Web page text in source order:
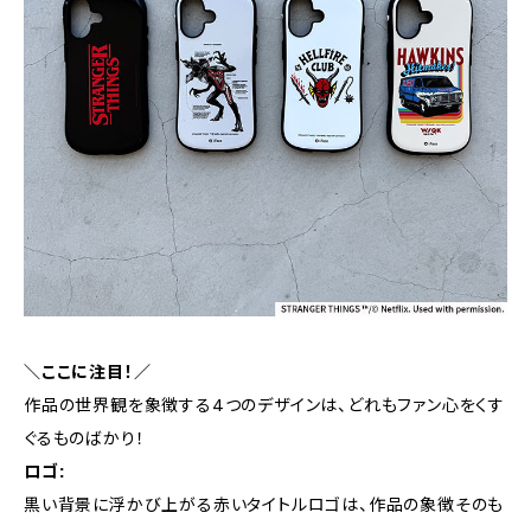
＼ここに注目！／
作品の世界観を象徴する4つのデザインは、どれもファン心をくす
ぐるものばかり！
ロゴ:
黒い背景に浮かび上がる赤いタイトルロゴは、作品の象徴そのも